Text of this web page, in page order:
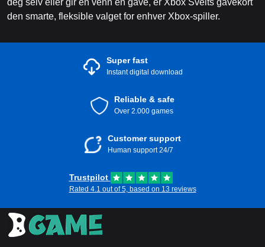
deg selv eller gir en venn en gave, er Xbox Sveits gavekort
den smarte, fleksible valget for enhver Xbox-spiller.
Super fast
Instant digital download
Reliable & safe
Over 2.000 games
Customer support
Human support 24/7
Trustpilot
Rated 4.1 out of 5, based on 13 reviews